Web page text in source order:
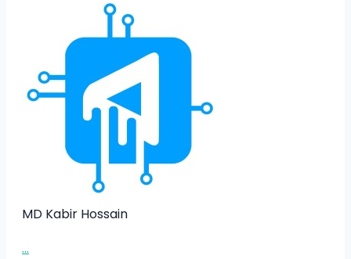
MD Kabir Hossain
...